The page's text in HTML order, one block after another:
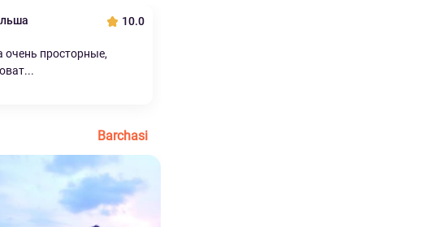
10.0
очень просторные,
Barchasi